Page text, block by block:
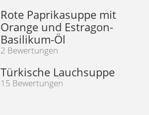
Rote Paprikasuppe mit
Orange und Estragon-
Basilikum-Öl
2 Bewertungen
Türkische Lauchsuppe
15 Bewertungen